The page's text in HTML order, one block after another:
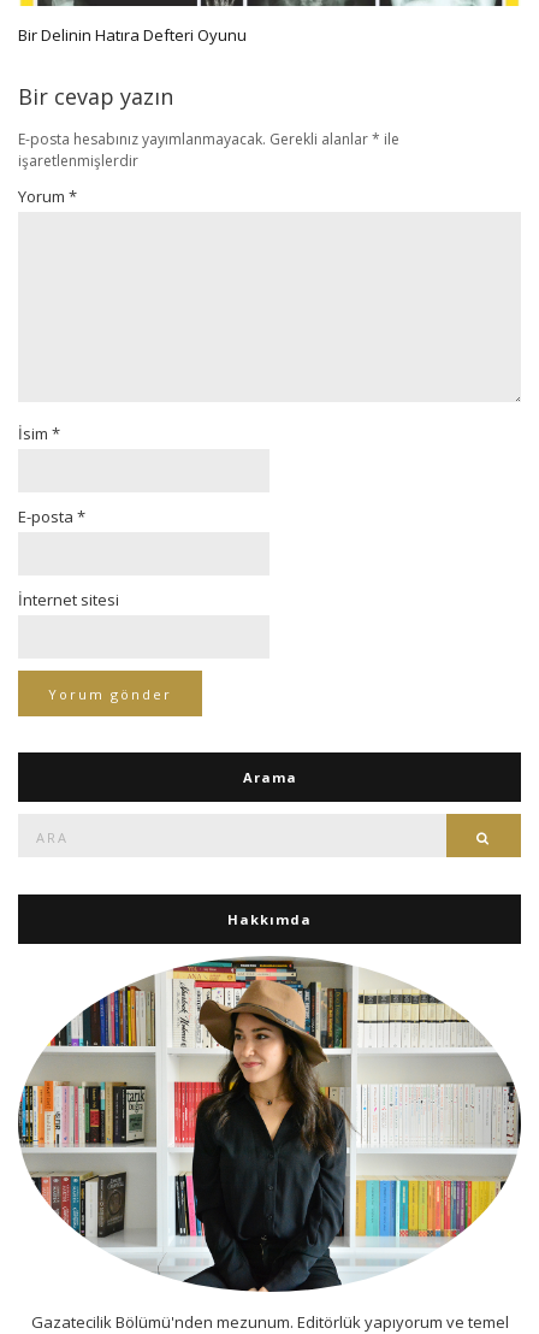
Bir Delinin Hatıra Defteri Oyunu
Bir cevap yazın
E-posta hesabınız yayımlanmayacak. Gerekli alanlar* ile
işaretlenmişlerdir
Yorum *
İsim *
E-posta *
İnternet sitesi
Arama
Hakkımda
Gazatecilik Bölümü'nden mezunum. Editörlük yapıyorum ve temel